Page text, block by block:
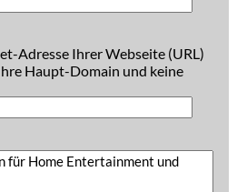
Adresse Ihrer Webseite (URL)
Haupt-Domain und keine